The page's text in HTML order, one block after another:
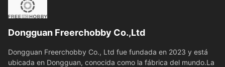
Dongguan Freerchobby Co.,Ltd
Dongguan Freerchobby Co., Ltd fue fundada en 2023 y está
ubicada en Dongguan, conocida como la fábrica del mundo.La